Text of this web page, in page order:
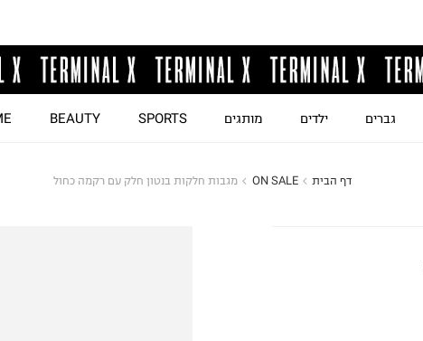
גברים ילדים מותגים SPORTS
BEAUTY
דף הבית ON SALE מגבות חלקות בנטון חלק עם רקמה כחול